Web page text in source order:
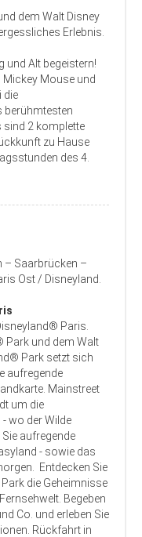
dem Walt Disney
Erlebnis.
und Alt begeistern!
Mickey Mouse und
die
berühmtesten
sind 2 komplette
zu Hause
des 4.
– Saarbrücken –
Ost / Disneyland.
Paris.
Park und dem Walt
Park setzt sich
aufregende
Mainstreet
um die
wo der Wilde
aufregende
- sowie das
Entdecken Sie
die Geheimnisse
Begeben
Co. und erleben Sie
Rückfahrt in